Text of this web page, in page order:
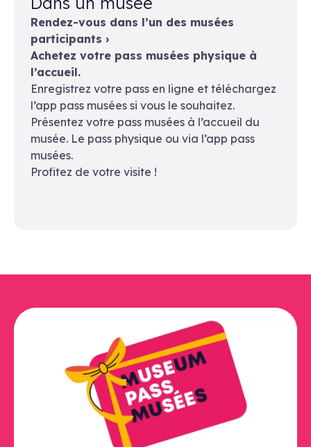
Rendez-vous dans l’un des musées
participants ›
Achetez votre pass musées physique à
l’accueil.
Enregistrez votre pass en ligne et téléchargez
l’app pass musées si vous le souhaitez.
Présentez votre pass musées à l’accueil du
musée. Le pass physique ou via l’app pass
musées.
Profitez de votre visite !